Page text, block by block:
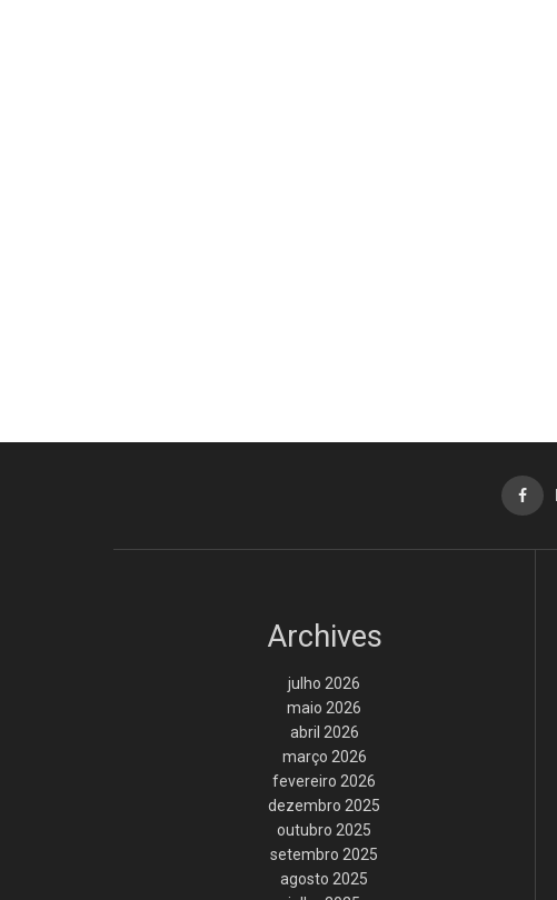
Archives
julho 2026
maio 2026
abril 2026
março 2026
fevereiro 2026
dezembro 2025
outubro 2025
setembro 2025
agosto 2025